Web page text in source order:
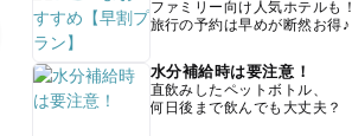
ファミリー向け人気ホテルも！
旅行の予約は早めが断然お得♪
水分補給時は要注意！
直飲みしたペットボトル、
何日後まで飲んでも大丈夫？